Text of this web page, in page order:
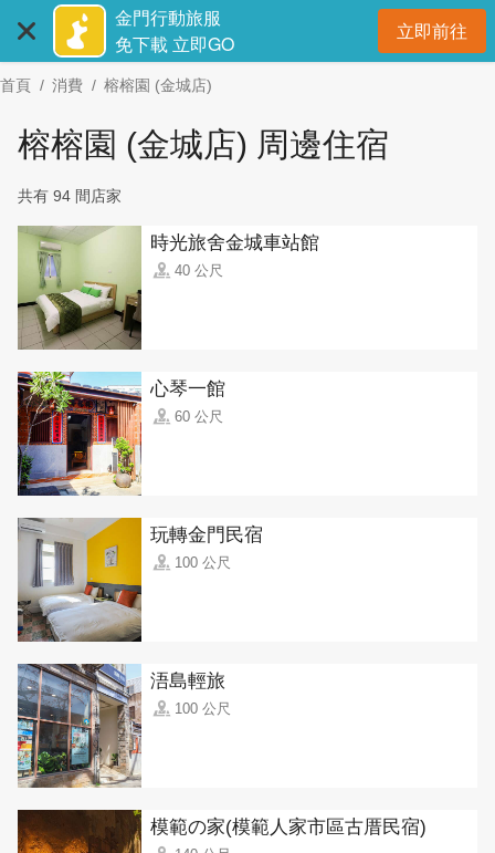
主
要
金門行動旅服
免下載 立即GO
立即前往開
首頁 消費 榕榕園 (金城店)
榕榕園 (金城店) 周邊住宿
共有 94 間店家
時光旅舍金城車站館
40 公尺
心琴一館
60 公尺
玩轉金門民宿
100 公尺
浯島輕旅
100 公尺
模範の家(模範人家市區古厝民宿)